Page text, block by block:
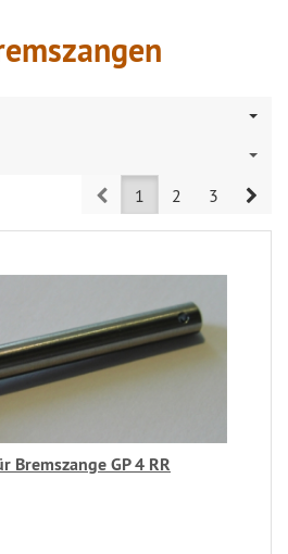
Prev1 2 3
Bremszange GP 4 RR